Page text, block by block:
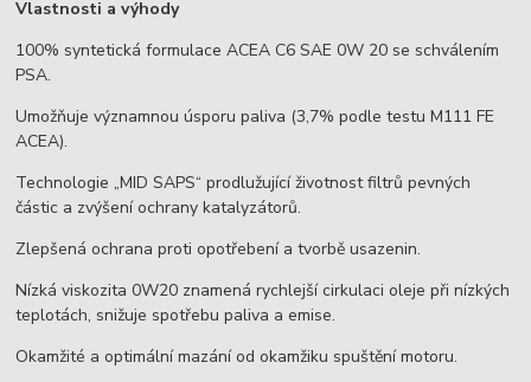
Vlastnosti a výhody
100% syntetická formulace ACEA C6 SAE 0W 20 se schválením
PSA.
Umožňuje významnou úsporu paliva (3,7% podle testu M111 FE
ACEA).
Technologie „MID SAPS“ prodlužující životnost filtrů pevných
částic a zvýšení ochrany katalyzátorů.
Zlepšená ochrana proti opotřebení a tvorbě usazenin.
Nízká viskozita 0W20 znamená rychlejší cirkulaci oleje při nízkých
teplotách, snižuje spotřebu paliva a emise.
Okamžité a optimální mazání od okamžiku spuštění motoru.